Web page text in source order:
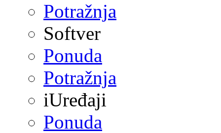
Potražnja
Softver
Ponuda
Potražnja
iUređaji
Ponuda